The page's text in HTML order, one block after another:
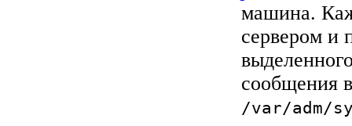
машина.
сервером и
сообщения
/var/adm/